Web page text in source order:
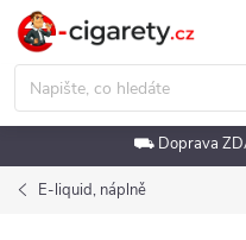
Přejít
obsah
⛟ Doprava
E-liquid, náplně